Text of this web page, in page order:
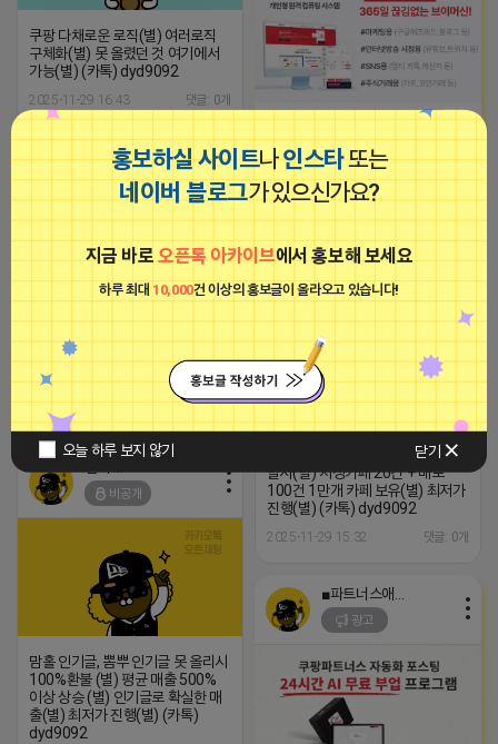
홍보하실 사이트나인스타또는
네이버 블로그가 있으신가요?
지금 바로오픈톡 아카이브에서 홍보해 보세요
하루 최대 10,000건 이상의 홍보글이 올라오고 있습니다!
오늘 하루 보지 않기 닫기
쿠팡 다채로운 로직(별) 여러로직
구체화(별) 못 올렸던 것 여기에서
가능(별) (카톡) dyd9092
2025-11-29 16:43 댓글: 0개
삽입된 365일 24시간 임대형 컴퓨
터 서비스
2023-09-05 19:01:58
마케팅스토어
광고
인스타그램 좋아요/팔로워/댓글 최
적화 작업
2024-09-19 18:51:20
신의 한수
비공개
카페 지정 + 배포(별) 최초 단독 개
발사(별) 지정카페 20건 + 배포
100건 1만개 카페 보유(별) 최저가
진행(별) (카톡) dyd9092
2025-11-29 15:32 댓글: 0개
비공개
맘홀 인기글, 뽐뿌 인기글 못 올리시
100%환불 (별) 평균 매출 500%
이상 상승 (별) 인기글로 확실한 매
출(별) 최저가 진행(별) (카톡)
dyd9092
광고